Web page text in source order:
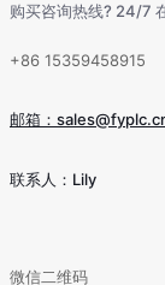
购买咨询热线? 24/7
+86 15359458915
邮箱：
联系人：Lily
微信二维码